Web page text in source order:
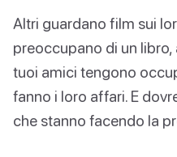
Altri guardano film sui
preoccupano di un
tuoi amici tengono
fanno i loro affari. E
che stanno facendo la